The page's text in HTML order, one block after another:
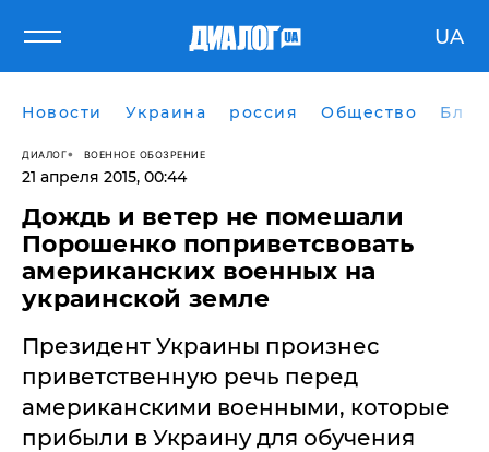
UA
Новости Украина россия Общество
ДИАЛОГ ВОЕННОЕ ОБОЗРЕНИЕ
21 апреля 2015, 00:44
Дождь и ветер не помешали
Порошенко поприветсвовать
американских военных на
украинской земле
Президент Украины произнес
приветственную речь перед
американскими военными, которые
прибыли в Украину для обучения